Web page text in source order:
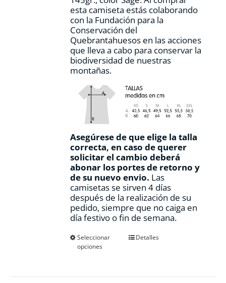
producto
esta camiseta estás colaborando
con la Fundación para la
Conservación del
Quebrantahuesos en las acciones
que lleva a cabo para conservar la
biodiversidad de nuestras
montañas.
Asegúrese de que elige la talla
correcta, en caso de querer
solicitar el cambio deberá
abonar los portes de retorno y
de su nuevo envio. Las
camisetas se sirven 4 días
después de la realización de su
pedido, siempre que no caiga en
día festivo o fin de semana.
Seleccionar
opciones
EsteDetalles